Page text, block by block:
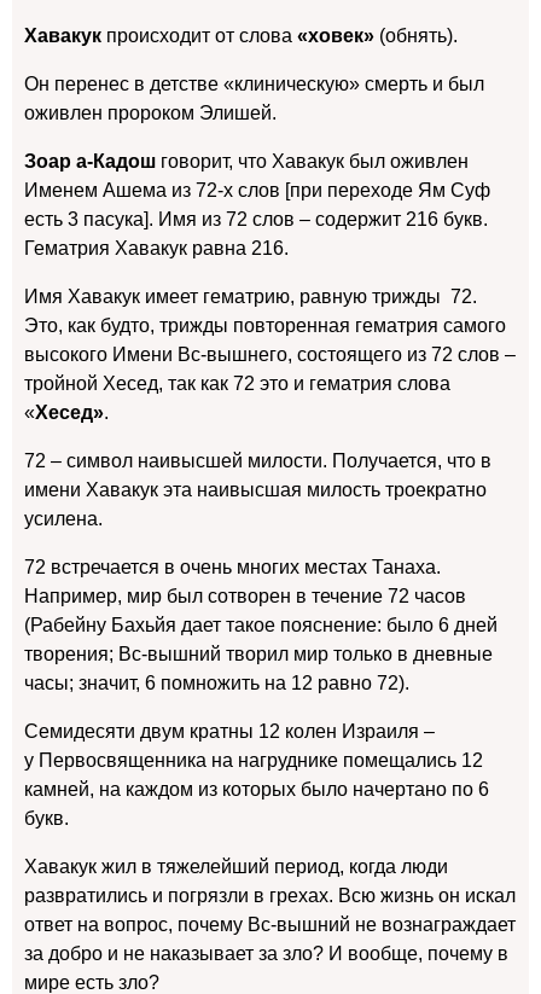
Хавакук происходит от слова «ховек» (обнять).
Он перенес в детстве «клиническую» смерть и был
оживлен пророком Элишей.
Зоар а-Кадош говорит, что Хавакук был оживлен
Именем Ашема из 72-х слов [при переходе Ям Суф
есть 3 пасука]. Имя из 72 слов – содержит 216 букв.
Гематрия Хавакук равна 216.
Имя Хавакук имеет гематрию, равную трижды 72.
Это, как будто, трижды повторенная гематрия самого
высокого Имени Вс-вышнего, состоящего из 72 слов –
тройной Хесед, так как 72 это и гематрия слова
«Хесед».
72 – символ наивысшей милости. Получается, что в
имени Хавакук эта наивысшая милость троекратно
усилена.
72 встречается в очень многих местах Танаха.
Например, мир был сотворен в течение 72 часов
(Рабейну Бахьйя дает такое пояснение: было 6 дней
творения; Вс-вышний творил мир только в дневные
часы; значит, 6 помножить на 12 равно 72).
Семидесяти двум кратны 12 колен Израиля –
у Первосвященника на нагруднике помещались 12
камней, на каждом из которых было начертано по 6
букв.
Хавакук жил в тяжелейший период, когда люди
развратились и погрязли в грехах. Всю жизнь он искал
ответ на вопрос, почему Вс-вышний не вознаграждает
за добро и не наказывает за зло? И вообще, почему в
мире есть зло?